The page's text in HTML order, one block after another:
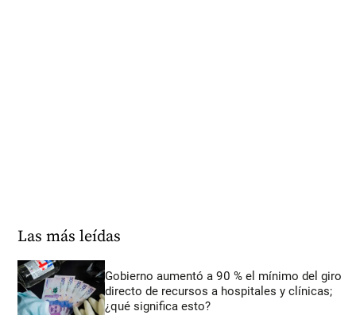
Las más leídas
Gobierno aumentó a 90 % el mínimo del giro
directo de recursos a hospitales y clínicas;
¿qué significa esto?